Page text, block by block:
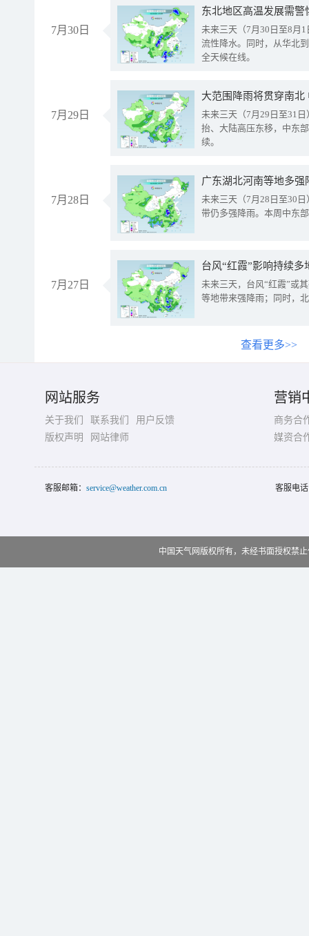
7月30日
东北地区高温发展需
未来三天（7月30日至8月
流性降水。同时，从华北
全天候在线。
7月29日
大范围降雨将贯穿南
未来三天（7月29日至31
抬、大陆高压东移，中东
续。
7月28日
广东湖北河南等地多
未来三天（7月28日至30
带仍多强降雨。本周中东
7月27日
台风“红霞”影响持续
未来三天，台风“红霞”或
等地带来强降雨；同时，
查看更多>>
网站服务
关于我们 联系我们
用户反馈
版权声明
网站律师
营销
商务合
媒资合
客服邮箱： service@weather.com.cn 客服电
中国天气网版权所有，未经书面授权